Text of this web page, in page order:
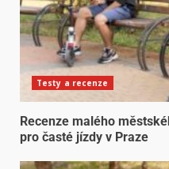
Testy a recenze
Recenze malého
pro časté jízdy v Praze